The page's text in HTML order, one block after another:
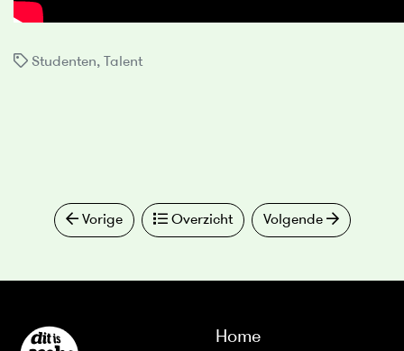
Studenten, Talent
Vorige Overzicht Volgende
Home